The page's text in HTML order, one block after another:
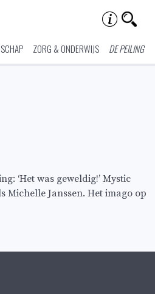
ZORG & ONDERWIJS DE PEILING
‘Het was geweldig!’ Mystic
Michelle Janssen. Het imago op